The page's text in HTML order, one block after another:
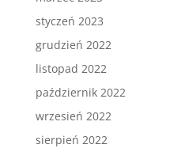
styczeń 2023
grudzień 2022
listopad 2022
październik 2022
wrzesień 2022
sierpień 2022